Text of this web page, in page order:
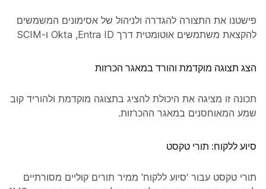
פישטנו את התצורה להגדרה ולניהול של אסימונים המשמשים
להקצאת משתמשים אוטומטית דרך Entra ID‏, Okta ו-SCIM
הצג תצוגה מוקדמת והורד במאגר הכרזות
תכונה זו מציגה את היכולת להציג בתצוגה מוקדמת ולהוריד קובצי
שמע המאוחסנים במאגר ההכרזות.
סיוע ללקוח: תורי טקסט
תורי טקסט עבור 'סיוע ללקוח' ממיר תורים קוליים מסורתיים